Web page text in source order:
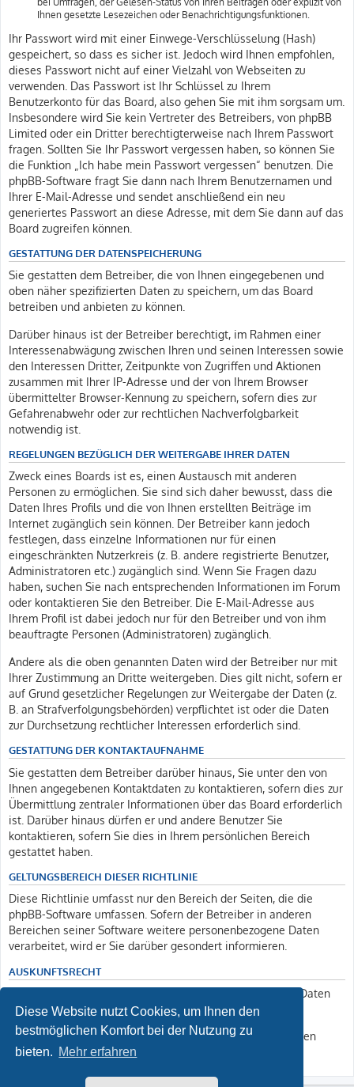
Diese Website nutzt Cookies, um Ihnen den
bestmöglichen Komfort bei der Nutzung zu
bieten. Mehr erfahren
Ihnen gesetzte Lesezeichen oder Benachrichtigungsfunktionen.
Ihr Passwort wird mit einer Einwege-Verschlüsselung (Hash)
gespeichert, so dass es sicher ist. Jedoch wird Ihnen empfohlen,
dieses Passwort nicht auf einer Vielzahl von Webseiten zu
verwenden. Das Passwort ist Ihr Schlüssel zu Ihrem
Benutzerkonto für das Board, also gehen Sie mit ihm sorgsam um.
Insbesondere wird Sie kein Vertreter des Betreibers, von phpBB
Limited oder ein Dritter berechtigterweise nach Ihrem Passwort
fragen. Sollten Sie Ihr Passwort vergessen haben, so können Sie
die Funktion „Ich habe mein Passwort vergessen“ benutzen. Die
phpBB-Software fragt Sie dann nach Ihrem Benutzernamen und
Ihrer E-Mail-Adresse und sendet anschließend ein neu
generiertes Passwort an diese Adresse, mit dem Sie dann auf das
Board zugreifen können.
GESTATTUNG DER DATENSPEICHERUNG
Sie gestatten dem Betreiber, die von Ihnen eingegebenen und
oben näher spezifizierten Daten zu speichern, um das Board
betreiben und anbieten zu können.
Darüber hinaus ist der Betreiber berechtigt, im Rahmen einer
Interessenabwägung zwischen Ihren und seinen Interessen sowie
den Interessen Dritter, Zeitpunkte von Zugriffen und Aktionen
zusammen mit Ihrer IP-Adresse und der von Ihrem Browser
übermittelter Browser-Kennung zu speichern, sofern dies zur
Gefahrenabwehr oder zur rechtlichen Nachverfolgbarkeit
notwendig ist.
REGELUNGEN BEZÜGLICH DER WEITERGABE IHRER DATEN
Zweck eines Boards ist es, einen Austausch mit anderen
Personen zu ermöglichen. Sie sind sich daher bewusst, dass die
Daten Ihres Profils und die von Ihnen erstellten Beiträge im
Internet zugänglich sein können. Der Betreiber kann jedoch
festlegen, dass einzelne Informationen nur für einen
eingeschränkten Nutzerkreis (z. B. andere registrierte Benutzer,
Administratoren etc.) zugänglich sind. Wenn Sie Fragen dazu
haben, suchen Sie nach entsprechenden Informationen im Forum
oder kontaktieren Sie den Betreiber. Die E-Mail-Adresse aus
Ihrem Profil ist dabei jedoch nur für den Betreiber und von ihm
beauftragte Personen (Administratoren) zugänglich.
Andere als die oben genannten Daten wird der Betreiber nur mit
Ihrer Zustimmung an Dritte weitergeben. Dies gilt nicht, sofern er
auf Grund gesetzlicher Regelungen zur Weitergabe der Daten (z.
B. an Strafverfolgungsbehörden) verpflichtet ist oder die Daten
zur Durchsetzung rechtlicher Interessen erforderlich sind.
GESTATTUNG DER KONTAKTAUFNAHME
Sie gestatten dem Betreiber darüber hinaus, Sie unter den von
Ihnen angegebenen Kontaktdaten zu kontaktieren, sofern dies zur
Übermittlung zentraler Informationen über das Board erforderlich
ist. Darüber hinaus dürfen er und andere Benutzer Sie
kontaktieren, sofern Sie dies in Ihrem persönlichen Bereich
gestattet haben.
GELTUNGSBEREICH DIESER RICHTLINIE
Diese Richtlinie umfasst nur den Bereich der Seiten, die die
phpBB-Software umfassen. Sofern der Betreiber in anderen
Bereichen seiner Software weitere personenbezogene Daten
verarbeitet, wird er Sie darüber gesondert informieren.
AUSKUNFTSRECHT
Der Betreiber erteilt Ihnen auf Anfrage Auskunft, welche Daten
über Sie gespeichert sind.
Sie können jederzeit die Löschung bzw. Sperrung Ihrer Daten
verlangen. Kontaktieren Sie hierzu bitte den Betreiber.